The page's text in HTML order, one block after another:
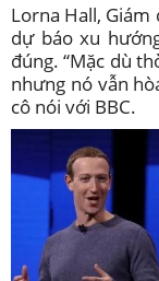
Lorna Hall,
dự báo xu
đúng. “Mặc dù
nhưng nó vẫn
cô nói với BBC.